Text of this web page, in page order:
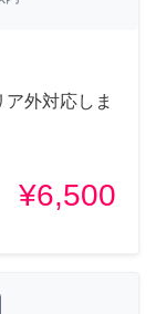
外対応しま
¥6,500